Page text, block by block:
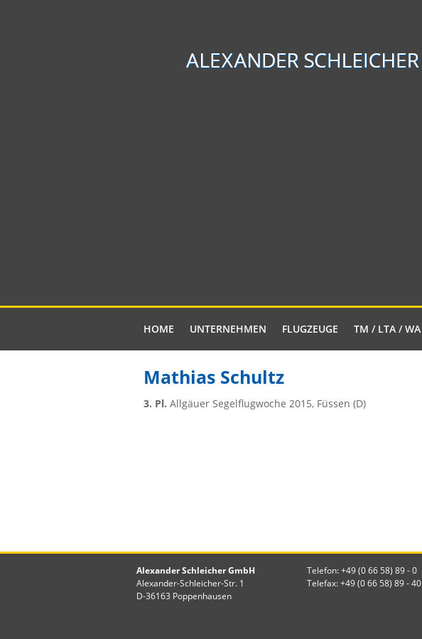
HOME UNTERNEHMEN FLUGZEUGE TM / LTA / WA
Mathias Schultz
3. Pl. Allgäuer Segelflugwoche 2015, Füssen (D)
Alexander Schleicher GmbH
Alexander-Schleicher-Str. 1
D-36163 Poppenhausen
Telefon: +49 (0 66 58) 89 - 0
Telefax: +49 (0 66 58) 89 - 40